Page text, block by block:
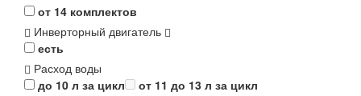
от 14 комплектов
Инверторный двигатель
есть
Расход воды
до 10 л за цикл
от 11 до 13 л за цикл